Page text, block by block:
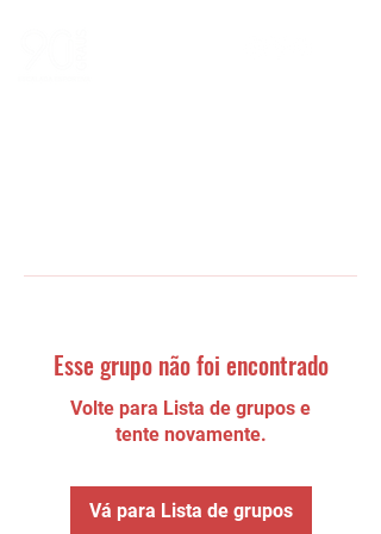
Esse grupo não foi encontrado
Volte para Lista de grupos e
tente novamente.
Vá para Lista de grupos